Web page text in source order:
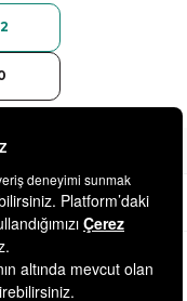
Saklıdır.